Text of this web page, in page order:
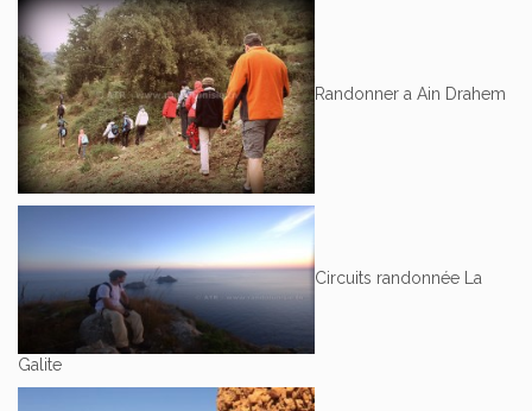
Randonner a Ain Drahem
Circuits randonnée La
Galite